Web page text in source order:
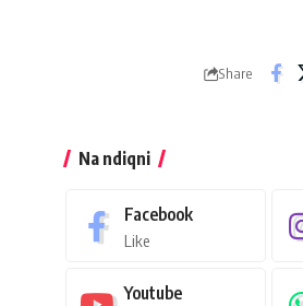
Share
Na ndiqni
Facebook
Like
Youtube